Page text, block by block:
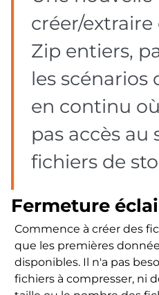
créer/extraire
Zip entiers,
les scénarios
en continu
pas accès au
fichiers de
Fermeture
Commence à créer des
que les premières
disponibles. Il n'a pas
fichiers à compresser, ni